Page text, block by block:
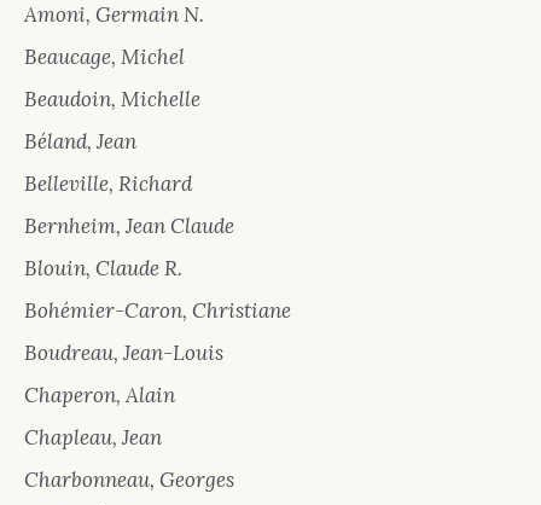
Amoni, Germain N.
Beaucage, Michel
Beaudoin, Michelle
Béland, Jean
Belleville, Richard
Bernheim, Jean Claude
Blouin, Claude R.
Bohémier-Caron, Christiane
Boudreau, Jean-Louis
Chaperon, Alain
Chapleau, Jean
Charbonneau, Georges